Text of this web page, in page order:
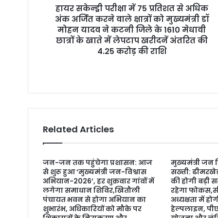
हायर सकेन्ड्री परीक्षा में 75 प्रतिशत से अधिक
अंक अर्जित करने वाले क्षात्रों को मुख्यमंत्री डॉ
मोहन यादव ने कटनी जिले के 1610 मेधावी
छात्रों के खाते में लेपटाप खरीदनें अंतरित की
4.25 करोड़ की राशि
Related Articles
जन-जन तक पहुंचेगा प्रशासन: आज
से शुरू हुआ ‘मुख्यमंत्री जन-विश्वास
अभियान-2026’, हर शुक्रवार गांवों में
लगेगा समाधान शिविर,खितौली
पंचायत भवन से होगा अभियान का
शुभारंभ, अधिकारियों को मौके पर
मुख्यमंत्री जन
सख्ती:
की होगी बड़ी
रहेगा
अध्यक्षता में
हेल्पलाइन,